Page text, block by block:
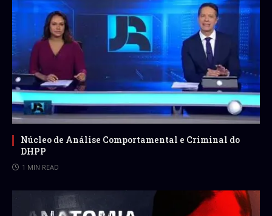
Núcleo de Análise Comportamental e Criminal do
DHPP
1 MIN READ